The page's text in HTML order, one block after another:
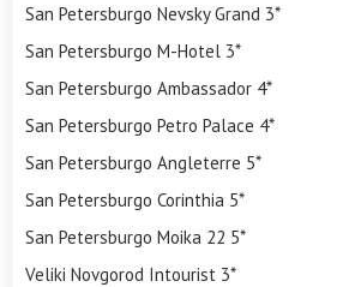
San Petersburgo Nevsky Grand 3*
San Petersburgo M-Hotel 3*
San Petersburgo Ambassador 4*
San Petersburgo Petro Palace 4*
San Petersburgo Angleterre 5*
San Petersburgo Corinthia 5*
San Petersburgo Moika 22 5*
Veliki Novgorod Intourist 3*